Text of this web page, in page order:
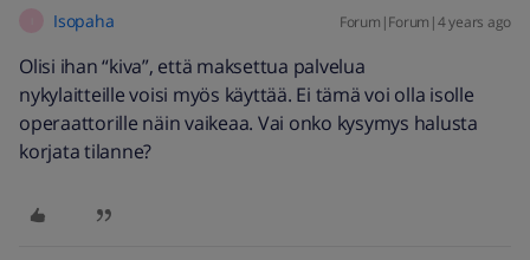
Isopaha Forum|Forum|4 years ago
Olisi ihan “kiva”, että maksettua palvelua
nykylaitteille voisi myös käyttää. Ei tämä voi olla isolle
operaattorille näin vaikeaa. Vai onko kysymys halusta
korjata tilanne?